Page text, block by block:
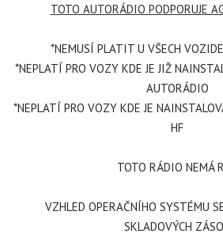
TOTO AUTORÁDIO PODPORUJE
*NEMUSÍ PLATIT U VŠECH
*NEPLATÍ PRO VOZY KDE JE JIŽ
AUTORÁDIO
*NEPLATÍ PRO VOZY KDE JE
HF
TOTO RÁDIO NEMÁ
VZHLED OPERAČNÍHO SYSTÉMU
SKLADOVÝCH